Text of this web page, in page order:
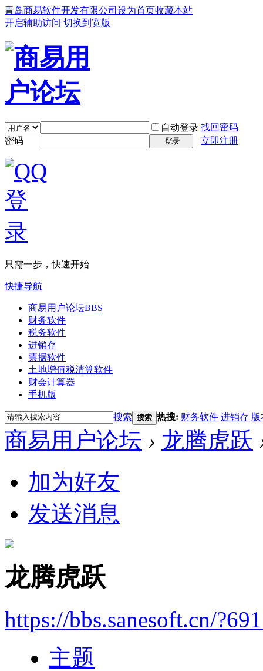
青岛商易软件开发有限公司 设为首页收藏本站
开启辅助访问 切换到宽版
自动登录 找回密码
密码
登录 立即注册
只需一步，快速开始
快捷导航
商易用户论坛BBS
财务软件
税务软件
进销存
票据软件
土地增值税清算软件
财会计算器
手机版
搜索 搜索 热搜: 财务软件 进销存 版
商易用户论坛 › 龙腾虎跃
加为好友
发送消息
龙腾虎跃
https://bbs.sanesoft.cn/
主题